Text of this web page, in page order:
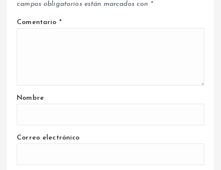
campos obligatorios están marcados con *
Comentario *
Nombre
Correo electrónico